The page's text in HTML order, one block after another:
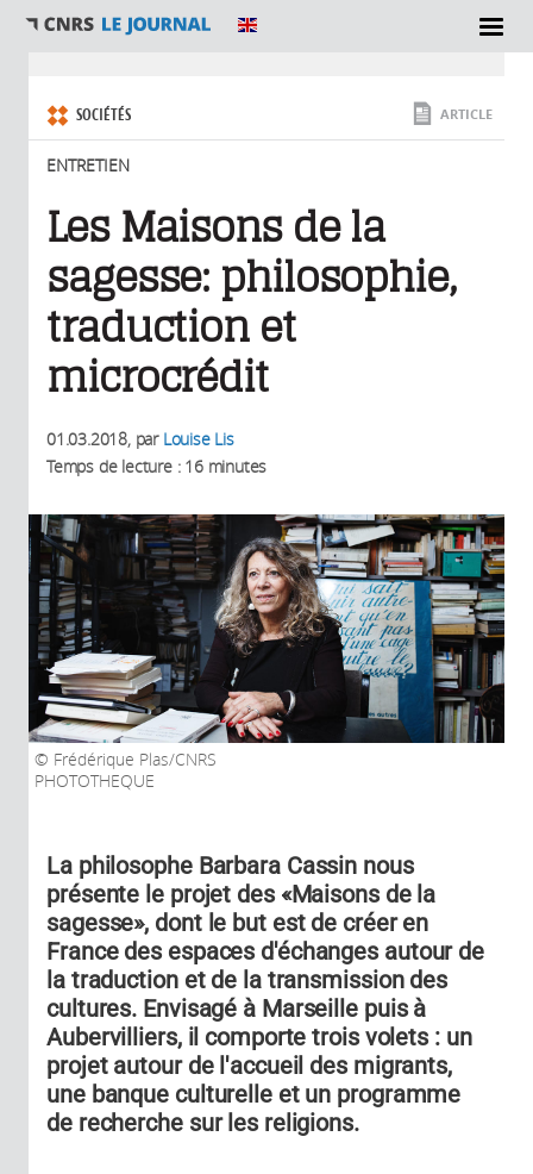
SECTIONS
SOCIÉTÉS
ENTRETIEN
ARTICLE
Les Maisons de la
sagesse: philosophie,
traduction et
microcrédit
01.03.2018, par Louise Lis
Temps de lecture : 16 minutes
Frédérique Plas/CNRS
PHOTOTHEQUE
La philosophe Barbara Cassin nous
présente le projet des «Maisons de la
sagesse», dont le but est de créer en
France des espaces d'échanges autour de
la traduction et de la transmission des
cultures. Envisagé à Marseille puis à
Aubervilliers, il comporte trois volets : un
projet autour de l'accueil des migrants,
une banque culturelle et un programme
de recherche sur les religions.